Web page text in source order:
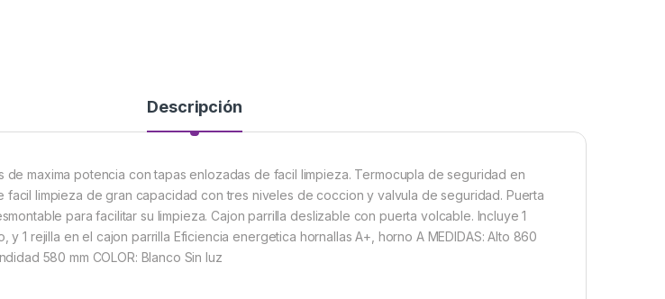
Descripción
maxima potencia con tapas enlozadas de facil limpieza. Termocupla de seguridad en
facil limpieza de gran capacidad con tres niveles de coccion y valvula de seguridad. Puerta
para facilitar su limpieza. Cajon parrilla deslizable con puerta volcable. Incluye 1
y 1 rejilla en el cajon parrilla Eficiencia energetica hornallas A+, horno A MEDIDAS: Alto 860
580 mm COLOR: Blanco Sin luz